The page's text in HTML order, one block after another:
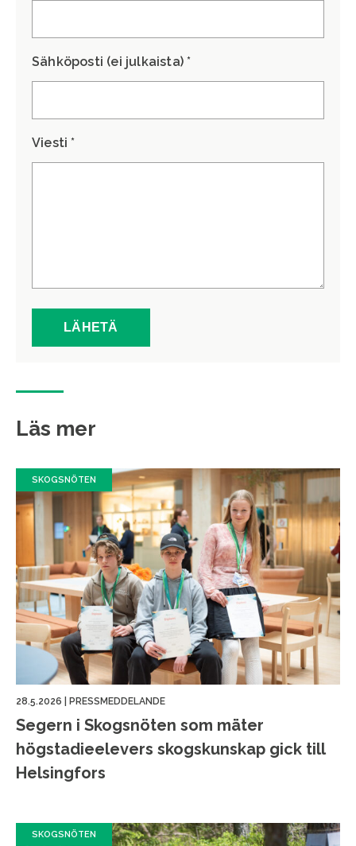
Sähköposti (ei julkaista) *
Viesti *
Läs mer
SKOGSNÖTEN
28.5.2026 PRESSMEDDELANDE
Segern i Skogsnöten som mäter
högstadieelevers skogskunskap gick till
Helsingfors
SKOGSNÖTEN